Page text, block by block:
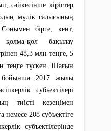
сәйкесінше кірістер
мүлік салығының
бірге, кент,
қолма-қол бақылау
48,3 млн теңге, 5
теңге түскен. Шағын
бойынша 2017 жылы
субьектілері
тиісті кезеңімен
немесе 208 субъектіге
субъектілерінде